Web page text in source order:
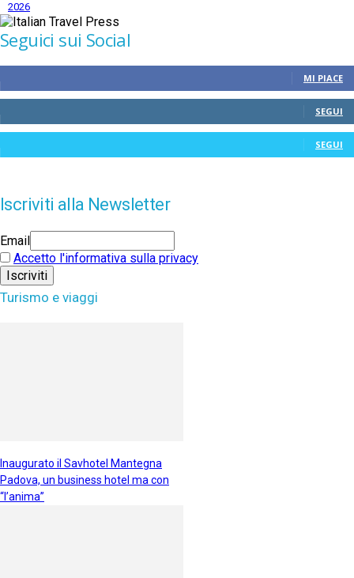
2026
Seguici sui Social
MI PIACE
SEGUI
SEGUI
Iscriviti alla Newsletter
Email
Accetto l'informativa sulla privacy
Turismo e viaggi
Inaugurato il Savhotel Mantegna
Padova, un business hotel ma con
“l’anima”